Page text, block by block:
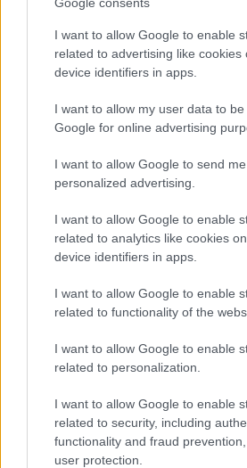
I want to allow Google to enable
related to advertising like cookies
device identifiers in apps.
I want to allow my user data to
Google for online advertising
I want to allow Google to send me
personalized advertising.
I want to allow Google to enable
related to analytics like cookies
device identifiers in apps.
I want to allow Google to enable
related to functionality of the
I want to allow Google to enable
related to personalization.
I want to allow Google to enable
related to security, including
functionality and fraud
user protection.
daGoogle News
Condividi l'articolo
F
a
ce
b
o
o
k
T
w
it
te
r
Pi
n
te
re
st
W
h
at
s
A
p
p
S
h
re
Prossimo articolo
NOTIZIE RECENTI
Le previsioni meteo per il
Gallura
Michelle Hunziker in
vivo: un amico vip svela